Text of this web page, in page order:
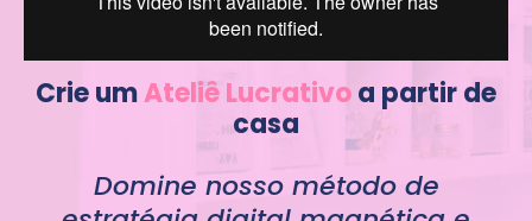
Crie umAteliê Lucrativoa partir de
casa
Domine nosso método de